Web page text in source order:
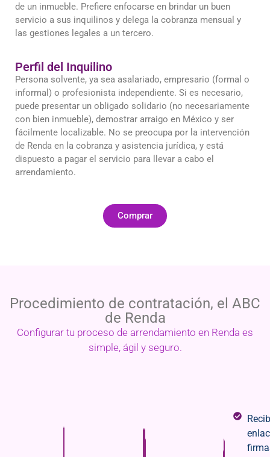
de un inmueble. Prefiere enfocarse en brindar un buen
servicio a sus inquilinos y delega la cobranza mensual y
las gestiones legales a un tercero.
Perfil del Inquilino
Persona solvente, ya sea asalariado, empresario (formal o
informal) o profesionista independiente. Si es necesario,
puede presentar un obligado solidario (no necesariamente
con bien inmueble), demostrar arraigo en México y ser
fácilmente localizable. No se preocupa por la intervención
de Renda en la cobranza y asistencia jurídica, y está
dispuesto a pagar el servicio para llevar a cabo el
arrendamiento.
Comprar
Procedimiento de contratación, el ABC
de Renda
Configurar tu proceso de arrendamiento en Renda es
simple, ágil y seguro.